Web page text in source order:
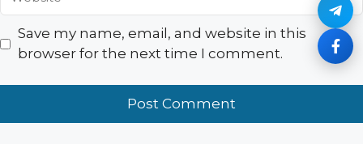
Save my name, email, and website in this
browser for the next time I comment.